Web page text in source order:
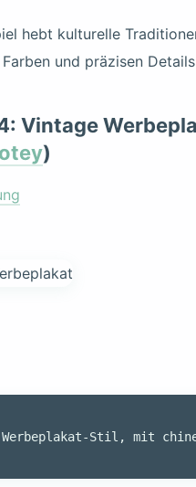
hebt kulturelle
und präzisen
Vintage
)